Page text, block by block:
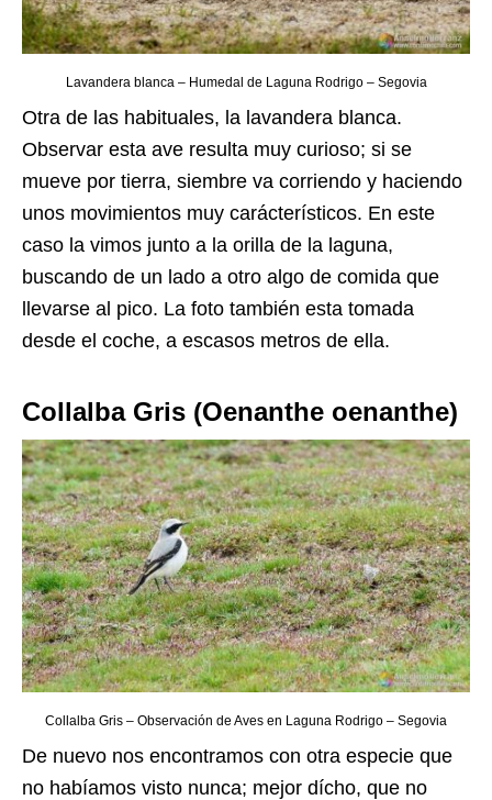
Lavandera blanca – Humedal de Laguna Rodrigo – Segovia
Otra de las habituales, la lavandera blanca.
Observar esta ave resulta muy curioso; si se
mueve por tierra, siembre va corriendo y haciendo
unos movimientos muy carácterísticos. En este
caso la vimos junto a la orilla de la laguna,
buscando de un lado a otro algo de comida que
llevarse al pico. La foto también esta tomada
desde el coche, a escasos metros de ella.
Collalba Gris (Oenanthe oenanthe)
Collalba Gris – Observación de Aves en Laguna Rodrigo – Segovia
De nuevo nos encontramos con otra especie que
no habíamos visto nunca; mejor dícho, que no